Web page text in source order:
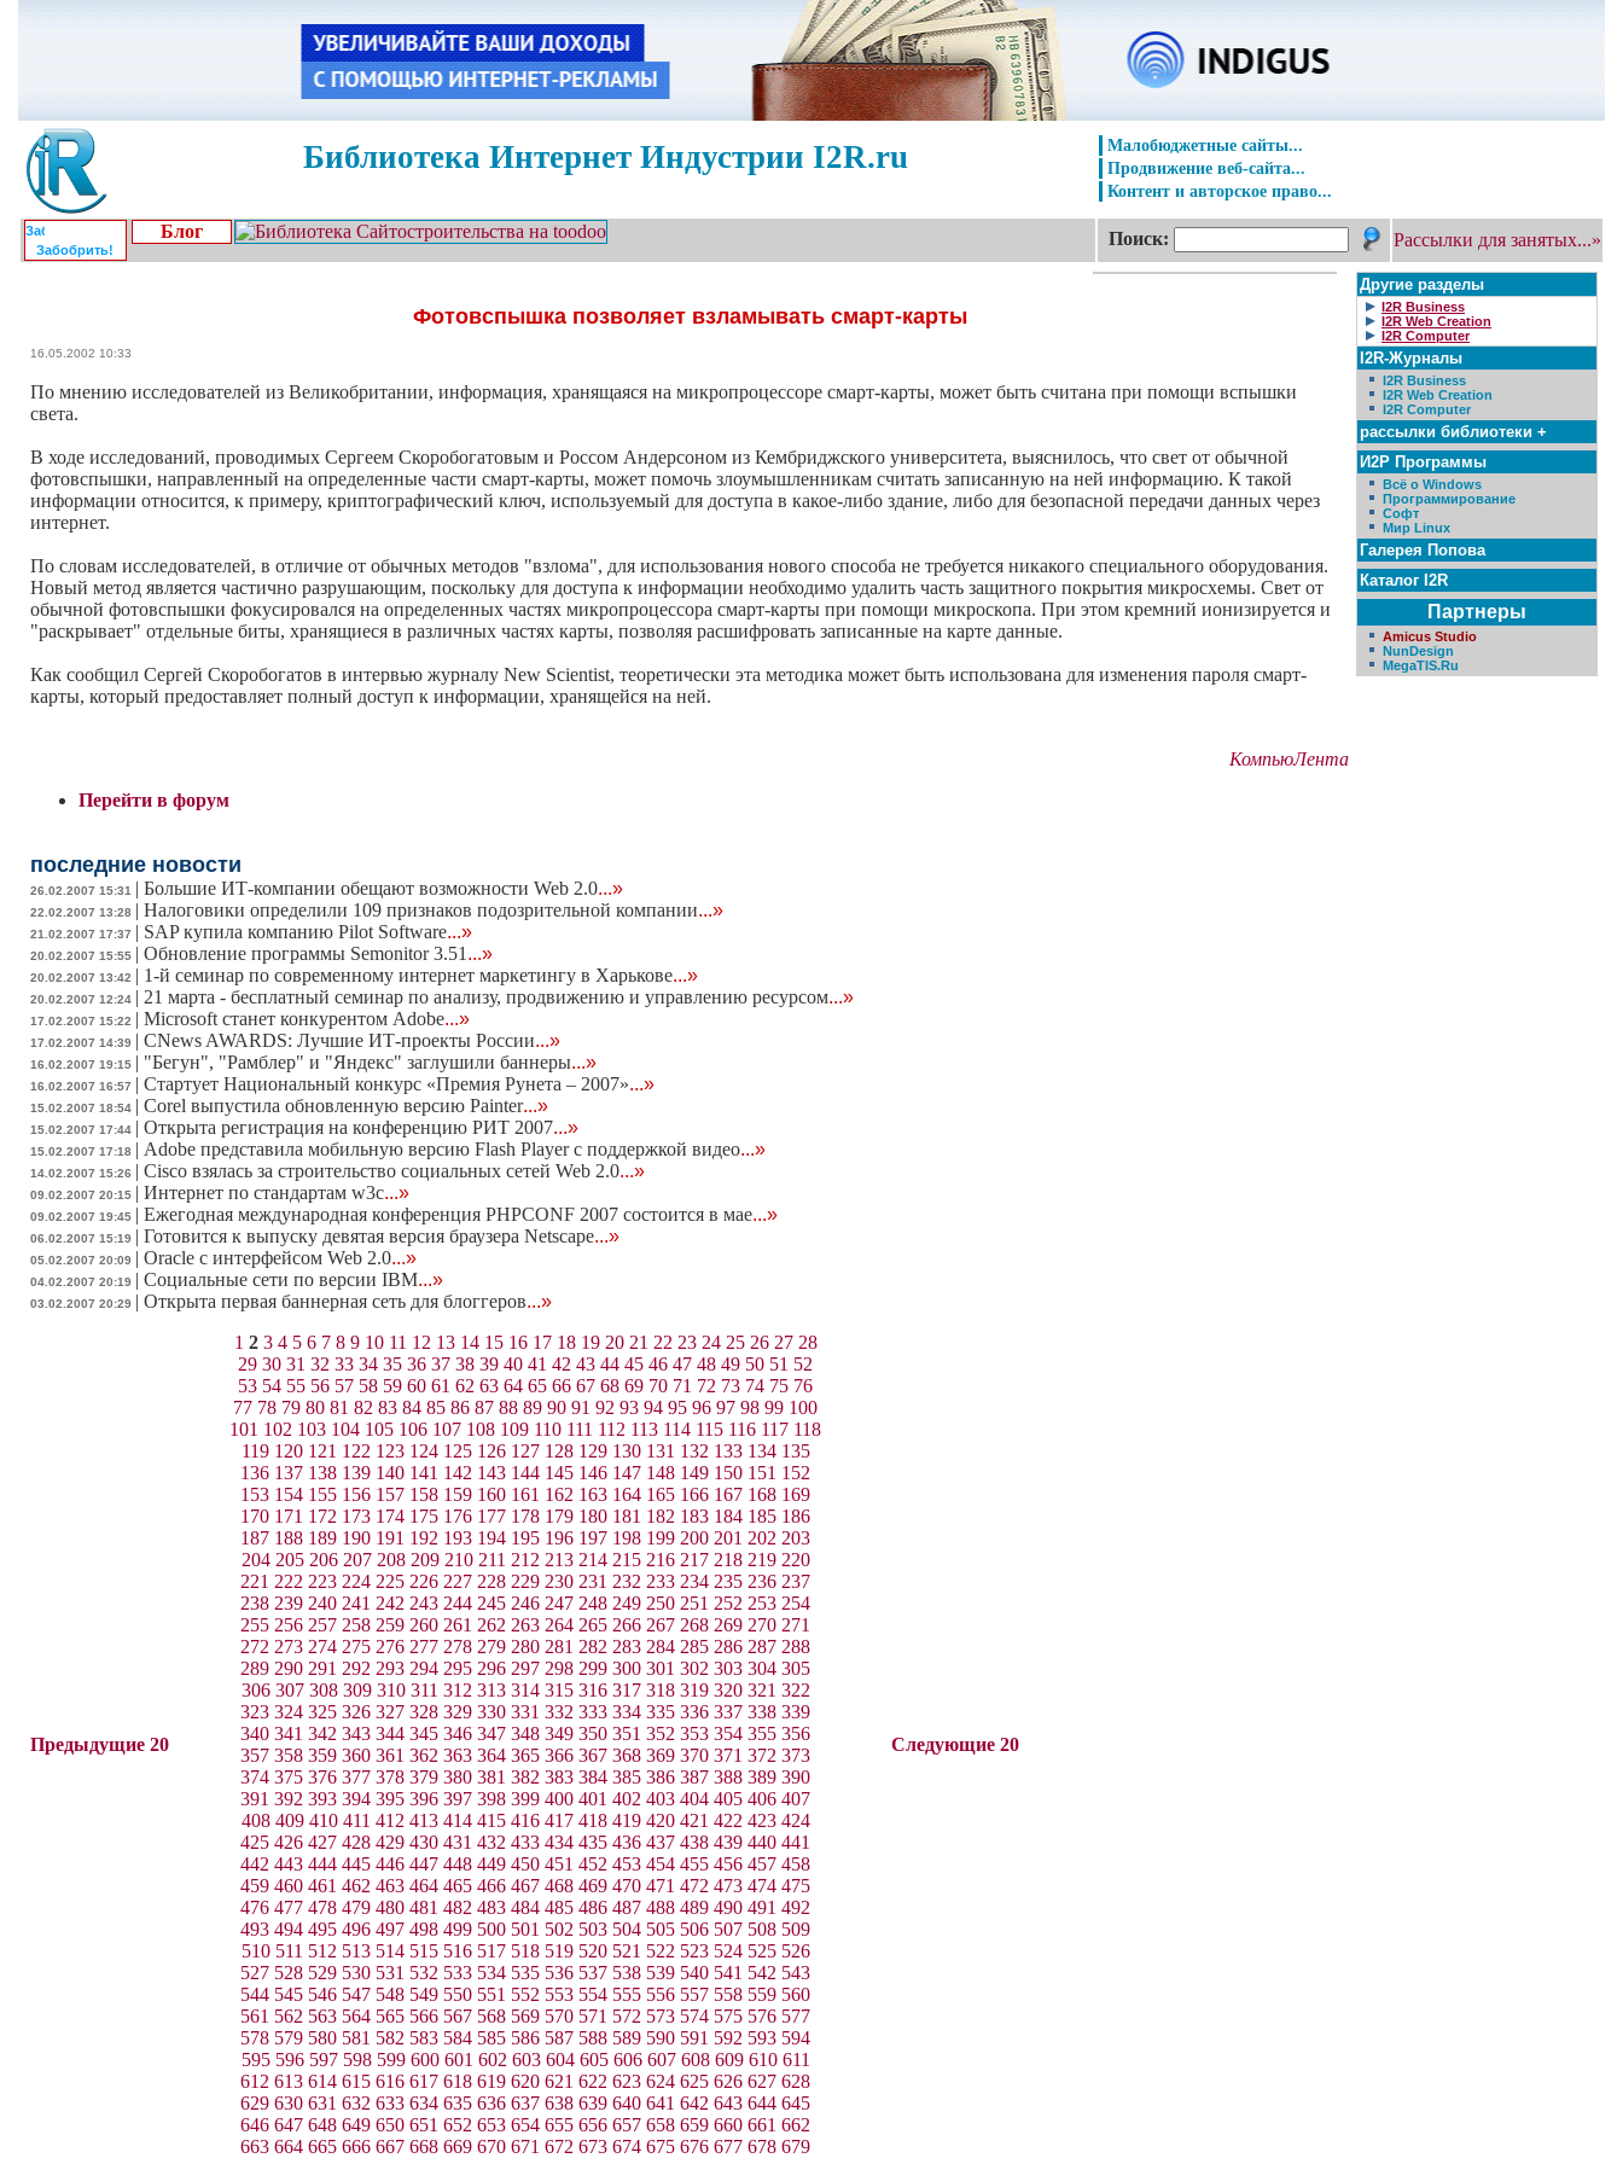
Библиотека Интернет Индустрии I2R.ru
Малобюджетные сайты...
Продвижение веб-сайта...
Контент и авторское право...
Забобрить!
Блог Поиск: Рассылки для занятых...»
Фотовспышка позволяет взламывать смарт-карты
16.05.2002 10:33
По мнению исследователей из Великобритании, информация, хранящаяся на микропроцессоре смарт-карты, может быть считана при помощи вспышки
света.
В ходе исследований, проводимых Сергеем Скоробогатовым и Россом Андерсоном из Кембриджского университета, выяснилось, что свет от обычной
фотовспышки, направленный на определенные части смарт-карты, может помочь злоумышленникам считать записанную на ней информацию. К такой
информации относится, к примеру, криптографический ключ, используемый для доступа в какое-либо здание, либо для безопасной передачи данных через
интернет.
По словам исследователей, в отличие от обычных методов "взлома", для использования нового способа не требуется никакого специального оборудования.
Новый метод является частично разрушающим, поскольку для доступа к информации необходимо удалить часть защитного покрытия микросхемы. Свет от
обычной фотовспышки фокусировался на определенных частях микропроцессора смарт-карты при помощи микроскопа. При этом кремний ионизируется и
"раскрывает" отдельные биты, хранящиеся в различных частях карты, позволяя расшифровать записанные на карте данные.
Как сообщил Сергей Скоробогатов в интервью журналу New Scientist, теоретически эта методика может быть использована для изменения пароля смарт-
карты, который предоставляет полный доступ к информации, хранящейся на ней.
КомпьюЛента
Перейти в форум
последние новости
26.02.2007 15:31 | Большие ИТ-компании обещают возможности Web 2.0...»
22.02.2007 13:28 | Налоговики определили 109 признаков подозрительной компании...»
21.02.2007 17:37 | SAP купила компанию Pilot Software...»
20.02.2007 15:55 | Обновление программы Semonitor 3.51 ...»
20.02.2007 13:42 | 1-й семинар по современному интернет маркетингу в Харькове...»
20.02.2007 12:24 | 21 марта - бесплатный семинар по анализу, продвижению и управлению ресурсом...»
17.02.2007 15:22 | Microsoft станет конкурентом Adobe...»
17.02.2007 14:39 | CNews AWARDS: Лучшие ИТ-проекты России...»
16.02.2007 19:15 | "Бегун", "Рамблер" и "Яндекс" заглушили баннеры...»
16.02.2007 16:57 | Стартует Национальный конкурс «Премия Рунета – 2007»...»
15.02.2007 18:54 | Corel выпустила обновленную версию Painter...»
15.02.2007 17:44 | Открыта регистрация на конференцию РИТ 2007...»
15.02.2007 17:18 | Adobe представила мобильную версию Flash Player c поддержкой видео...»
14.02.2007 15:26 | Cisco взялась за строительство социальных сетей Web 2.0...»
09.02.2007 20:15 | Интернет по стандартам w3c...»
09.02.2007 19:45 | Ежегодная международная конференция PHPCONF 2007 состоится в мае...»
06.02.2007 15:19 | Готовится к выпуску девятая версия браузера Netscape...»
05.02.2007 20:09 | Oracle с интерфейсом Web 2.0...»
04.02.2007 20:19 | Социальные сети по версии IBM...»
03.02.2007 20:29 | Открыта первая баннерная сеть для блоггеров...»
Предыдущие 20
1 2 3 4 5 6 7 8 9 10 11 12 13 14 15 16 17 18 19 20 21 22 23 24 25 26 27 28
29 30 31 32 33 34 35 36 37 38 39 40 41 42 43 44 45 46 47 48 49 50 51 52
53 54 55 56 57 58 59 60 61 62 63 64 65 66 67 68 69 70 71 72 73 74 75 76
77 78 79 80 81 82 83 84 85 86 87 88 89 90 91 92 93 94 95 96 97 98 99 100
101 102 103 104 105 106 107 108 109 110 111 112 113 114 115 116 117 118
119 120 121 122 123 124 125 126 127 128 129 130 131 132 133 134 135
136 137 138 139 140 141 142 143 144 145 146 147 148 149 150 151 152
153 154 155 156 157 158 159 160 161 162 163 164 165 166 167 168 169
170 171 172 173 174 175 176 177 178 179 180 181 182 183 184 185 186
187 188 189 190 191 192 193 194 195 196 197 198 199 200 201 202 203
204 205 206 207 208 209 210 211 212 213 214 215 216 217 218 219 220
221 222 223 224 225 226 227 228 229 230 231 232 233 234 235 236 237
238 239 240 241 242 243 244 245 246 247 248 249 250 251 252 253 254
255 256 257 258 259 260 261 262 263 264 265 266 267 268 269 270 271
272 273 274 275 276 277 278 279 280 281 282 283 284 285 286 287 288
289 290 291 292 293 294 295 296 297 298 299 300 301 302 303 304 305
306 307 308 309 310 311 312 313 314 315 316 317 318 319 320 321 322
323 324 325 326 327 328 329 330 331 332 333 334 335 336 337 338 339
340 341 342 343 344 345 346 347 348 349 350 351 352 353 354 355 356
357 358 359 360 361 362 363 364 365 366 367 368 369 370 371 372 373
374 375 376 377 378 379 380 381 382 383 384 385 386 387 388 389 390
391 392 393 394 395 396 397 398 399 400 401 402 403 404 405 406 407
408 409 410 411 412 413 414 415 416 417 418 419 420 421 422 423 424
425 426 427 428 429 430 431 432 433 434 435 436 437 438 439 440 441
442 443 444 445 446 447 448 449 450 451 452 453 454 455 456 457 458
459 460 461 462 463 464 465 466 467 468 469 470 471 472 473 474 475
476 477 478 479 480 481 482 483 484 485 486 487 488 489 490 491 492
493 494 495 496 497 498 499 500 501 502 503 504 505 506 507 508 509
510 511 512 513 514 515 516 517 518 519 520 521 522 523 524 525 526
527 528 529 530 531 532 533 534 535 536 537 538 539 540 541 542 543
544 545 546 547 548 549 550 551 552 553 554 555 556 557 558 559 560
561 562 563 564 565 566 567 568 569 570 571 572 573 574 575 576 577
578 579 580 581 582 583 584 585 586 587 588 589 590 591 592 593 594
595 596 597 598 599 600 601 602 603 604 605 606 607 608 609 610 611
612 613 614 615 616 617 618 619 620 621 622 623 624 625 626 627 628
629 630 631 632 633 634 635 636 637 638 639 640 641 642 643 644 645
646 647 648 649 650 651 652 653 654 655 656 657 658 659 660 661 662
663 664 665 666 667 668 669 670 671 672 673 674 675 676 677 678 679
Следующие 20
Другие разделы
I2R Business
I2R Web Creation
I2R Computer
I2R-Журналы
I2R Business
I2R Web Creation
I2R Computer
рассылки библиотеки +
И2Р Программы
Всё о Windows
Программирование
Софт
Мир Linux
Галерея Попова
Каталог I2R
Партнеры
Amicus Studio
NunDesign
MegaTIS.Ru